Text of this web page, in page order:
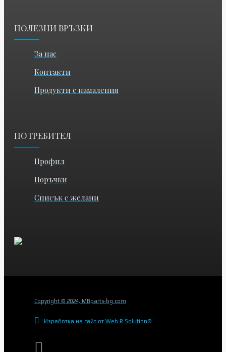
ПОЛЕЗНИ ВРЪЗКИ
За нас
Контакти
Продукти с намаления
ПОТРЕБИТЕЛ
Профил
Поръчки
Списък с желани
Copyright © 2024, MBparts-bg.com
Изработка на сайт от Web R Solution®